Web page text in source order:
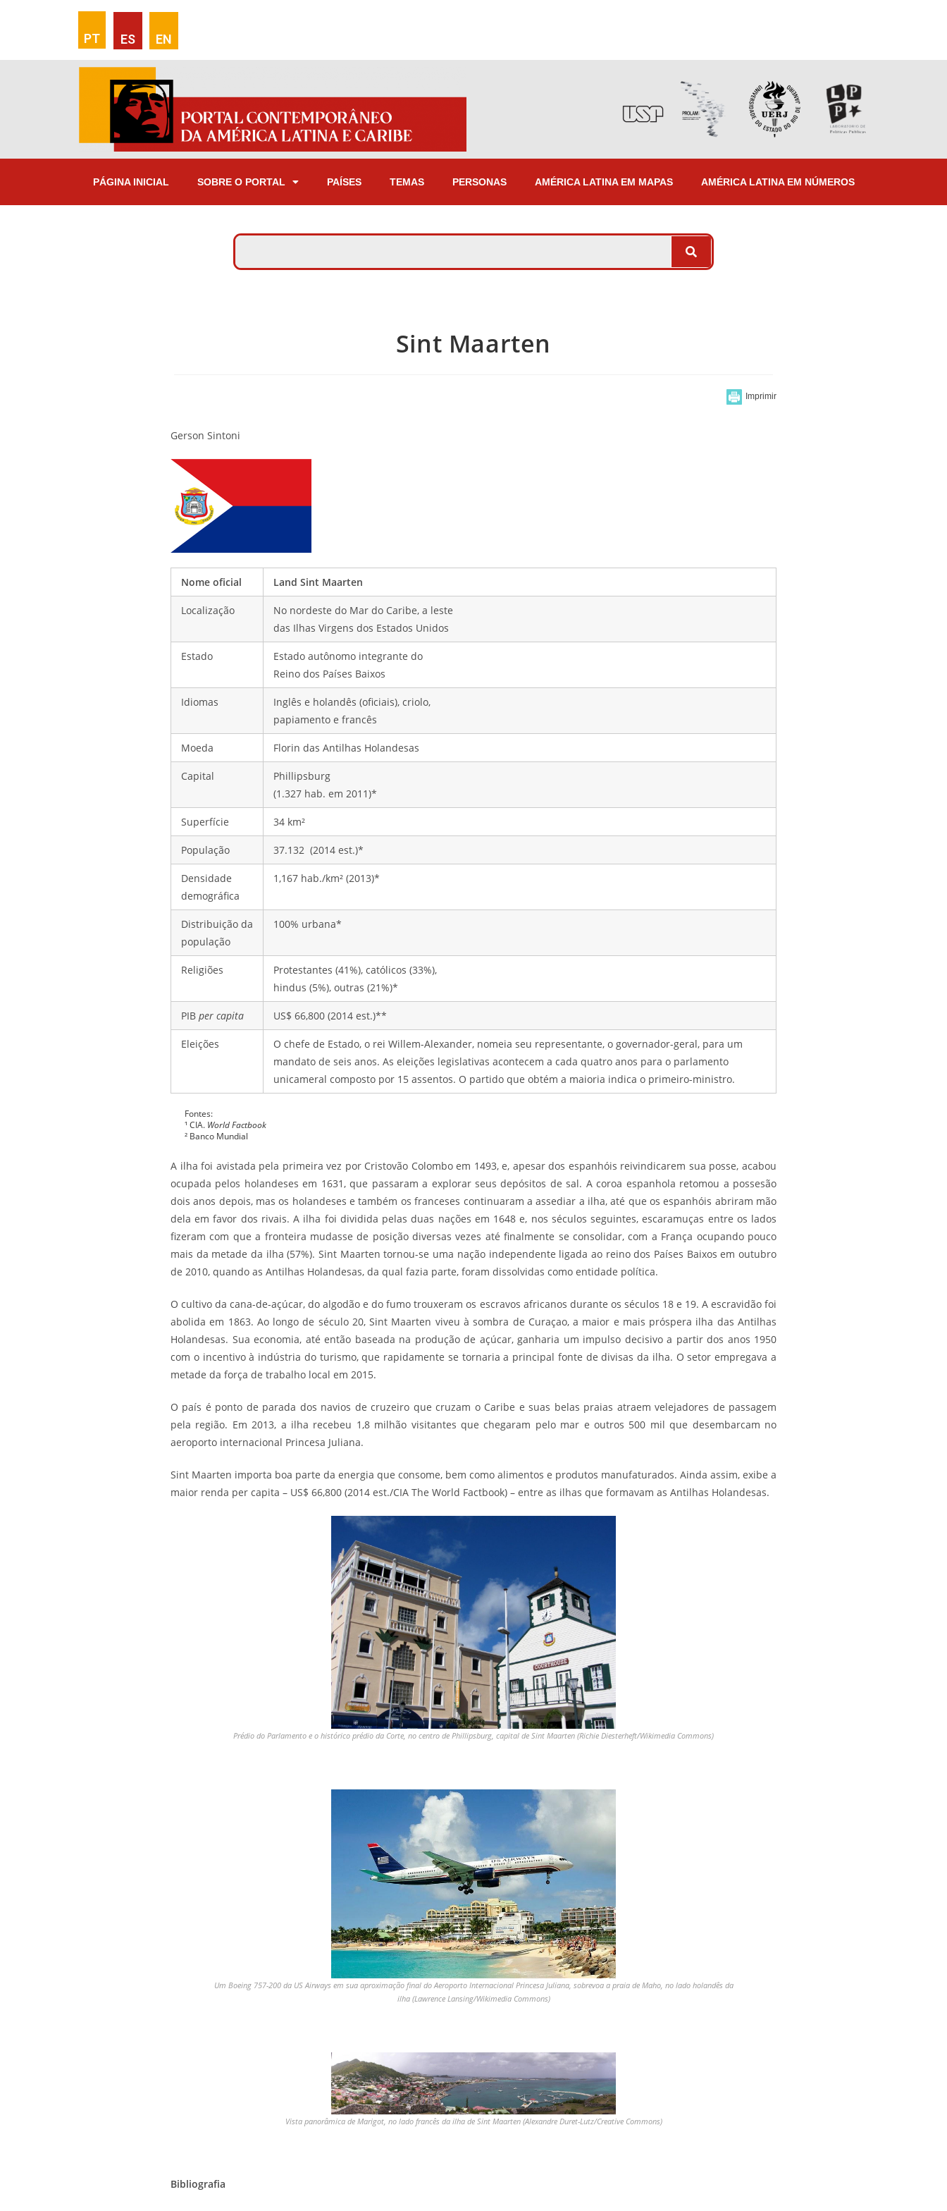
PT ES EN
PÁGINA INICIAL SOBRE O PORTAL PAÍSES TEMAS PERSONAS AMÉRICA LATINA EM MAPAS AMÉRICA LATINA EM NÚMEROS
Sint Maarten
Gerson Sintoni
Nome oficial Land Sint Maarten
Localização
No nordeste do Mar do Caribe, a leste
das Ilhas Virgens dos Estados Unidos
Estado
Estado autônomo integrante do
Reino dos Países Baixos
Idiomas
Inglês e holandês (oficiais), criolo,
papiamento e francês
Moeda Florin das Antilhas Holandesas
Capital
Phillipsburg
(1.327 hab. em 2011)*
Superfície 34 km²
População 37.132 (2014 est.)*
Densidade
demográfica
1,167 hab./km² (2013)*
Distribuição da
população
100% urbana*
Religiões
Protestantes (41%), católicos (33%),
hindus (5%), outras (21%)*
PIB per capita US$ 66,800 (2014 est.)**
Eleições
O chefe de Estado, o rei Willem-Alexander, nomeia seu representante, o governador-geral, para um
mandato de seis anos. As eleições legislativas acontecem a cada quatro anos para o parlamento
unicameral composto por 15 assentos. O partido que obtém a maioria indica o primeiro-ministro.
Fontes:
¹ CIA. World Factbook
² Banco Mundial
A ilha foi avistada pela primeira vez por Cristovão Colombo em 1493, e, apesar dos espanhóis reivindicarem sua posse, acabou
ocupada pelos holandeses em 1631, que passaram a explorar seus depósitos de sal. A coroa espanhola retomou a possesão
dois anos depois, mas os holandeses e também os franceses continuaram a assediar a ilha, até que os espanhóis abriram mão
dela em favor dos rivais. A ilha foi dividida pelas duas nações em 1648 e, nos séculos seguintes, escaramuças entre os lados
fizeram com que a fronteira mudasse de posição diversas vezes até finalmente se consolidar, com a França ocupando pouco
mais da metade da ilha (57%). Sint Maarten tornou-se uma nação independente ligada ao reino dos Países Baixos em outubro
de 2010, quando as Antilhas Holandesas, da qual fazia parte, foram dissolvidas como entidade política.
O cultivo da cana-de-açúcar, do algodão e do fumo trouxeram os escravos africanos durante os séculos 18 e 19. A escravidão foi
abolida em 1863. Ao longo de século 20, Sint Maarten viveu à sombra de Curaçao, a maior e mais próspera ilha das Antilhas
Holandesas. Sua economia, até então baseada na produção de açúcar, ganharia um impulso decisivo a partir dos anos 1950
com o incentivo à indústria do turismo, que rapidamente se tornaria a principal fonte de divisas da ilha. O setor empregava a
metade da força de trabalho local em 2015.
O país é ponto de parada dos navios de cruzeiro que cruzam o Caribe e suas belas praias atraem velejadores de passagem
pela região. Em 2013, a ilha recebeu 1,8 milhão visitantes que chegaram pelo mar e outros 500 mil que desembarcam no
aeroporto internacional Princesa Juliana.
Sint Maarten importa boa parte da energia que consome, bem como alimentos e produtos manufaturados. Ainda assim, exibe a
maior renda per capita – US$ 66,800 (2014 est./CIA The World Factbook) – entre as ilhas que formavam as Antilhas Holandesas.
Prédio do Parlamento e o histórico prédio da Corte, no centro de Phillipsburg, capital de Sint Maarten (Richie Diesterheft/Wikimedia Commons)
Um Boeing 757-200 da US Airways em sua aproximação final do Aeroporto Internacional Princesa Juliana, sobrevoa a praia de Maho, no lado holandês da
ilha (Lawrence Lansing/Wikimedia Commons)
Vista panorâmica de Marigot, no lado francês da ilha de Sint Maarten (Alexandre Duret-Lutz/Creative Commons)
Bibliografia